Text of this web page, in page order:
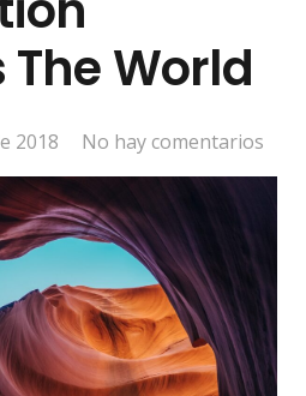
The World
2018 No hay comentarios